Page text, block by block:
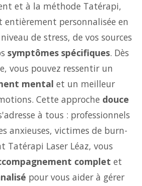
et à la méthode Tatérapi,
entièrement personnalisée en
de stress, de vos sources
symptômes spécifiques. Dès
vous pouvez ressentir un
mental et un meilleur
Cette approche douce
à tous : professionnels
anxieuses, victimes de burn-
Tatérapi Laser Léaz, vous
complet et
pour vous aider à gérer